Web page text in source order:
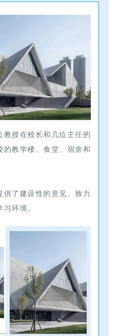
教授在校长和几位主任的
的教学楼、食堂、宿舍和
供了建设性的意见。致力
环境。